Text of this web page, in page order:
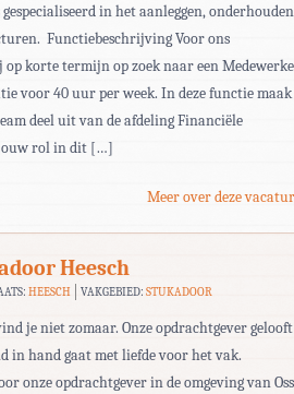
in het aanleggen, onderhouden
Functiebeschrijving Voor ons
korte termijn op zoek naar een
voor 40 uur per week. In deze functie maak
deel uit van de afdeling Financiële
rol in dit […]
Meer over deze
Heesch
HEESCH VAKGEBIED:STUKADOOR
je niet zomaar. Onze opdrachtgever gelooft
in hand gaat met liefde voor het vak.
onze opdrachtgever in de omgeving van Oss